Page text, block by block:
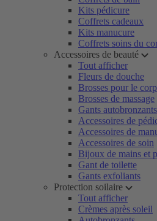
Kits pédicure
Coffrets cadeaux
Kits manucure
Coffrets soins du
Accessoires de beauté
Tout afficher
Fleurs de douche
Brosses pour le
Brosses de massage
Gants autobronzants
Accessoires de
Accessoires de
Accessoires de soin
Bijoux de mains et
Gant de toilette
Gants exfoliants
Protection soilaire
Tout afficher
Crèmes après soleil